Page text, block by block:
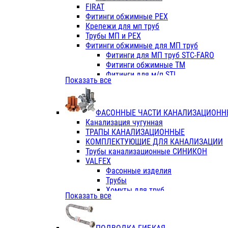
Фитинги ПП белые
Фитинги ПП белые
Фитинги ППс металл.белые
VALFEX
Трубы PE-RT
Трубы ПП водопровод белые
Трубы ПП водопровод серые
Трубы армированные
Трубы армированные
Фитинги с металл. серые
Фитинги ПП (серые)
Фитинги ПП белые
Краны
Фитинги ПП (белые)
Фитинги ПП с металлом белые
ПК КОНТУР
Краны полипропиленовые
Трубы полипропиленивые
FIRAT
Фитинги обжимные PEX
Крепежи для мп труб
Трубы МП и PEX
Фитинги обжимные для МП труб
Фитинги для МП труб STC-FARO
Фитинги обжимные ТМ
Фитинги для м/п STI
Фитинги для МП труб TITAN
TK
VALFEX
Показать все
ФАСОННЫЕ ЧАСТИ
Канализация чугунная
ТРАПЫ КАНАЛИЗАЦИОННЫЕ
КОМПЛЕКТУЮЩИЕ ДЛЯ КАНАЛИЗАЦИИ
Трубы канализационные СИНИКОН
VALFEX
Фасонные изделия
Трубы
Хомуты для труб
ПВХ (стройполимер)
Показать все